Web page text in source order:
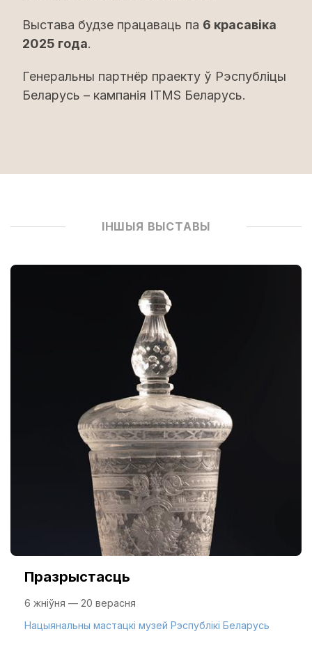
Выстава будзе працаваць па 6 красавіка
2025 года.
Генеральны партнёр праекту ў Рэспубліцы
Беларусь – кампанія ITMS Беларусь.
ІНШЫЯ ВЫСТАВЫ
Празрыстасць
6 жніўня — 20 верасня
Нацыянальны мастацкі музей Рэспублікі Беларусь